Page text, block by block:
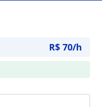
R$ 70/h